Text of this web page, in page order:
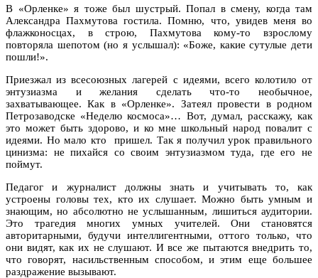
В «Орленке» я тоже был шустрый. Попал в смену, когда там
Александра Пахмутова гостила. Помню, что, увидев меня во
флажконосцах, в строю, Пахмутова кому-то взрослому
повторяла шепотом (но я услышал): «Боже, какие сутулые дети
пошли!».
Приезжал из всесоюзных лагерей с идеями, всего колотило от
энтузиазма и желания сделать что-то необычное,
захватывающее. Как в «Орленке». Затеял провести в родном
Петрозаводске «Неделю космоса»… Вот, думал, расскажу, как
это может быть здорово, и ко мне школьный народ повалит с
идеями. Но мало кто пришел. Так я получил урок правильного
цинизма: не пихайся со своим энтузиазмом туда, где его не
поймут.
Педагог и журналист должны знать и учитывать то, как
устроены головы тех, кто их слушает. Можно быть умным и
знающим, но абсолютно не услышанным, лишиться аудитории.
Это трагедия многих умных учителей. Они становятся
авторитарными, будучи интеллигентными, оттого только, что
они видят, как их не слушают. И все же пытаются внедрить то,
что говорят, насильственным способом, и этим еще большее
раздражение вызывают.